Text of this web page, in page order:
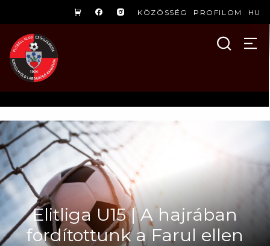
KÖZÖSSÉG PROFILOM HU
Elitliga U15 | A hajrában
fordítottunk a Farul ellen